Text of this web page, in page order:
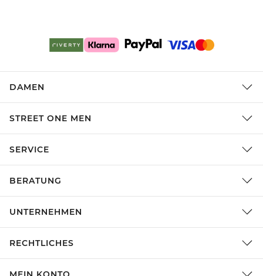
DAMEN
STREET ONE MEN
SERVICE
BERATUNG
UNTERNEHMEN
RECHTLICHES